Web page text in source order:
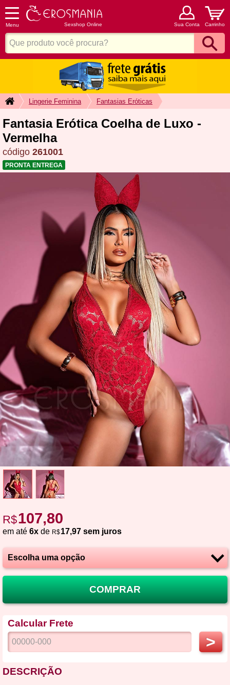
Menu Sexshop Online Sua Conta Carrinho
Lingerie Feminina Fantasias Eróticas
Fantasia Erótica Coelha de Luxo -
Vermelha
código 261001
PRONTA ENTREGA
R$107,80
em até 6x de R$17,97 sem juros
COMPRAR
Calcular Frete
>
DESCRIÇÃO